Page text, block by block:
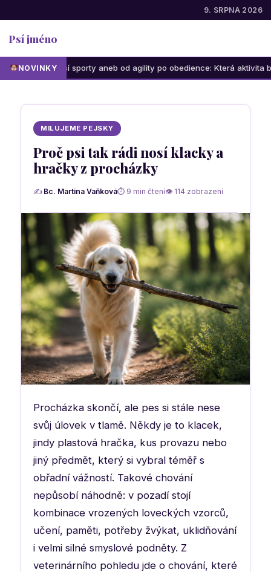
9. SRPNA 2026
Psí jméno
NOVINKY
sporty aneb od agility po obedience: Která aktivita bude bavit vás i
MILUJEME PEJSKY
Proč psi tak rádi nosí klacky a
hračky z procházky
✍ Bc. Martina Vaňková⏱ 9 min čtení👁 114 zobrazení
Procházka skončí, ale pes si stále nese
svůj úlovek v tlamě. Někdy je to klacek,
jindy plastová hračka, kus provazu nebo
jiný předmět, který si vybral téměř s
obřadní vážností. Takové chování
nepůsobí náhodně: v pozadí stojí
kombinace vrozených loveckých vzorců,
učení, paměti, potřeby žvýkat, uklidňování
i velmi silné smyslové podněty. Z
veterinárního pohledu jde o chování, které